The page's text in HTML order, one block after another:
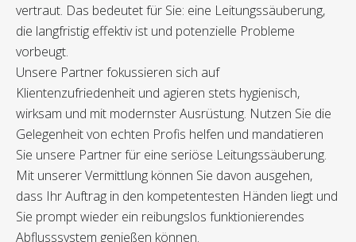
vertraut. Das bedeutet für Sie: eine Leitungssäuberung,
die langfristig effektiv ist und potenzielle Probleme
vorbeugt.
Unsere Partner fokussieren sich auf
Klientenzufriedenheit und agieren stets hygienisch,
wirksam und mit modernster Ausrüstung. Nutzen Sie die
Gelegenheit von echten Profis helfen und mandatieren
Sie unsere Partner für eine seriöse Leitungssäuberung.
Mit unserer Vermittlung können Sie davon ausgehen,
dass Ihr Auftrag in den kompetentesten Händen liegt und
Sie prompt wieder ein reibungslos funktionierendes
Abflusssystem genießen können.